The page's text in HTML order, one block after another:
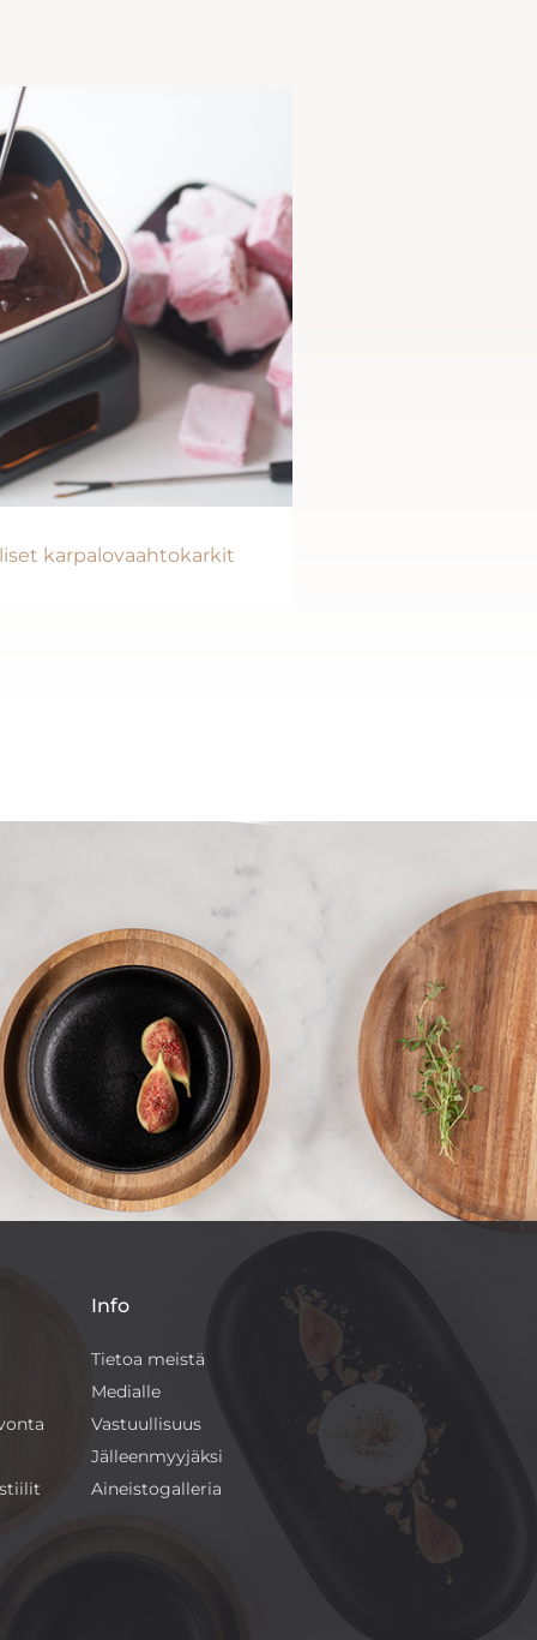
karpalovaahtokarkit
Info
Tietoa meistä
Medialle
Vastuullisuus
Jälleenmyyjäksi
Aineistogalleria